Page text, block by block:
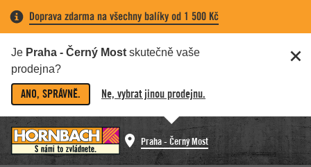
Doprava zdarma na všechny balíky od 1 500 Kč
Je Praha - Černý Most skutečně vaše
prodejna?
ANO, SPRÁVNĚ. Ne, vybrat jinou prodejnu.
Praha - Černý Most